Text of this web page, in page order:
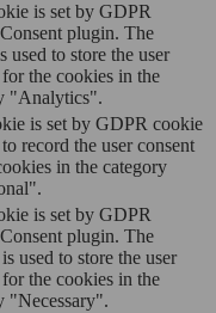
is set by GDPR
plugin. The
used to store the user
the cookies in the
"Analytics".
is set by GDPR cookie
record the user consent
in the category
is set by GDPR
plugin. The
used to store the user
the cookies in the
"Necessary".